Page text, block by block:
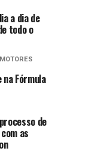
a dia de
todo o
Fórmula
de
as